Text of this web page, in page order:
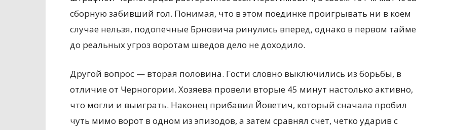
сборную забивший гол. Понимая, что в этом поединке проигрывать ни в коем
случае нельзя, подопечные Брновича ринулись вперед, однако в первом тайме
до реальных угроз воротам шведов дело не доходило.
Другой вопрос — вторая половина. Гости словно выключились из борьбы, в
отличие от Черногории. Хозяева провели вторые 45 минут настолько активно,
что могли и выиграть. Наконец прибавил Йоветич, который сначала пробил
чуть мимо ворот в одном из эпизодов, а затем сравнял счет, четко ударив с